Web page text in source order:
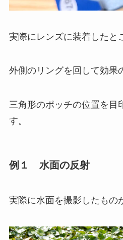
実際にレンズに装着したと
外側のリングを回して効果
三角形のポッチの位置を目
す。
例１ 水面の反射
実際に水面を撮影したもの